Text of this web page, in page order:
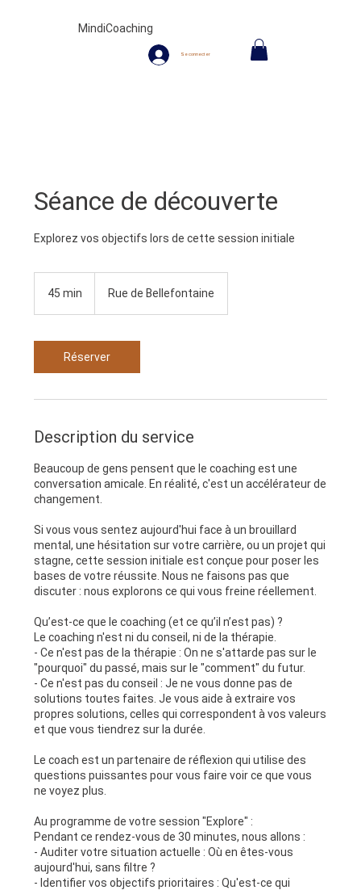
MindiCoaching
Se connecter
Séance de découverte
Explorez vos objectifs lors de cette session initiale
45 min
i
n
Rue de Bellefontaine
Réserver
Description du service
Beaucoup de gens pensent que le coaching est une
conversation amicale. En réalité, c'est un accélérateur de
changement.
Si vous vous sentez aujourd'hui face à un brouillard
mental, une hésitation sur votre carrière, ou un projet qui
stagne, cette session initiale est conçue pour poser les
bases de votre réussite. Nous ne faisons pas que
discuter : nous explorons ce qui vous freine réellement.
Qu’est-ce que le coaching (et ce qu’il n’est pas) ?
Le coaching n'est ni du conseil, ni de la thérapie.
- Ce n'est pas de la thérapie : On ne s'attarde pas sur le
"pourquoi" du passé, mais sur le "comment" du futur.
- Ce n'est pas du conseil : Je ne vous donne pas de
solutions toutes faites. Je vous aide à extraire vos
propres solutions, celles qui correspondent à vos valeurs
et que vous tiendrez sur la durée.
Le coach est un partenaire de réflexion qui utilise des
questions puissantes pour vous faire voir ce que vous
ne voyez plus.
Au programme de votre session "Explore" :
Pendant ce rendez-vous de 30 minutes, nous allons :
- Auditer votre situation actuelle : Où en êtes-vous
aujourd'hui, sans filtre ?
- Identifier vos objectifs prioritaires : Qu'est-ce qui